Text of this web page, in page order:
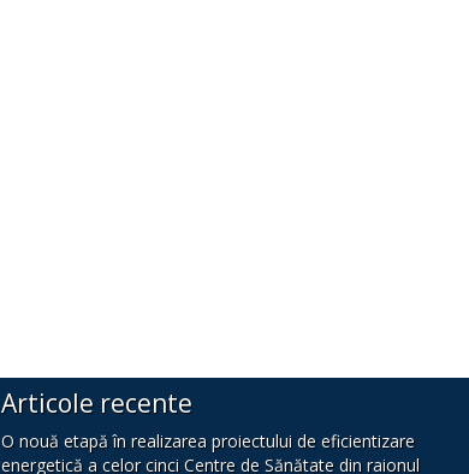
Articole recente
O nouă etapă în realizarea proiectului de eficientizare
energetică a celor cinci Centre de Sănătate din raionul